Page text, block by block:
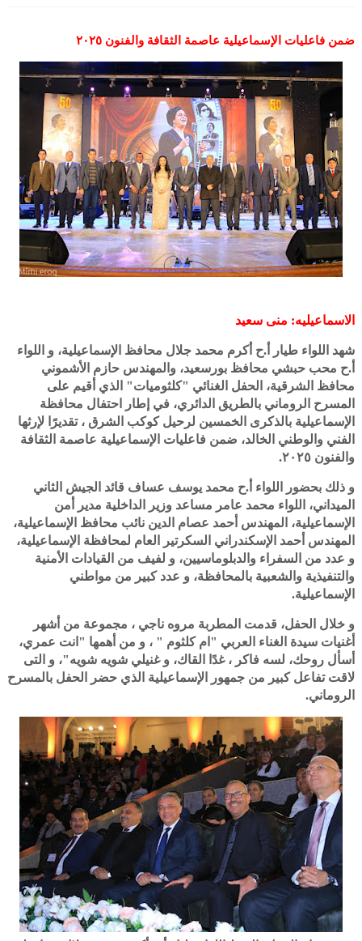
ضمن فاعليات الإسماعيلية عاصمة الثقافة والفنون ٢٠٢٥
الاسماعيليه: منى سعيد
شهد اللواء طيار أ.ح أكرم محمد جلال محافظ الإسماعيلية، و اللواء
أ.ح محب حبشي محافظ بورسعيد، والمهندس حازم الأشموني
محافظ الشرقية، الحفل الغنائي "كلثوميات" الذي أقيم على
المسرح الروماني بالطريق الدائري، في إطار احتفال محافظة
الإسماعيلية بالذكرى الخمسين لرحيل كوكب الشرق ، تقديرًا لإرثها
الفني والوطني الخالد، ضمن فاعليات الإسماعيلية عاصمة الثقافة
والفنون ٢٠٢٥.
و ذلك بحضور اللواء أ.ح محمد يوسف عساف قائد الجيش الثاني
الميداني، اللواء محمد عامر مساعد وزير الداخلية مدير أمن
الإسماعيلية، المهندس أحمد عصام الدين نائب محافظ الإسماعيلية،
المهندس أحمد الإسكندراني السكرتير العام لمحافظة الإسماعيلية،
و عدد من السفراء والدبلوماسيين، و لفيف من القيادات الأمنية
والتنفيذية والشعبية بالمحافظة، و عدد كبير من مواطني
الإسماعيلية.
و خلال الحفل، قدمت المطربة مروه ناجي ، مجموعة من أشهر
أغنيات سيدة الغناء العربي "ام كلثوم " ، و من أهمها "انت عمري،
أسأل روحك، لسه فاكر ، غدًا القاك، و غنيلي شويه شويه"، و التى
لاقت تفاعل كبير من جمهور الإسماعيلية الذي حضر الحفل بالمسرح
الروماني.